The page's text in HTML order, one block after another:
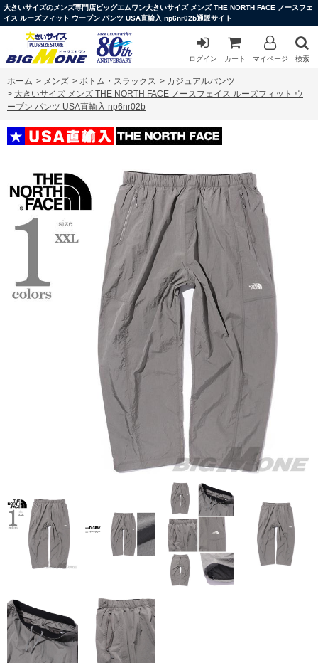
大きいサイズのメンズ専門店ビッグエムワン大きいサイズ メンズ THE NORTH FACE ノースフェ
イス ルーズフィット ウーブン パンツ USA直輸入 np6nr02b通販サイト
ログイン カート マイページ 検索
ホーム > メンズ > ボトム・スラックス > カジュアルパンツ
> 大きいサイズ メンズ THE NORTH FACE ノースフェイス ルーズフィット ウ
ーブン パンツ USA直輸入 np6nr02b